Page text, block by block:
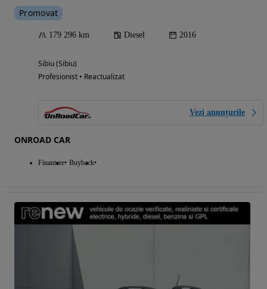
Promovat
179 296 km Diesel 2016
Sibiu (Sibiu)
Profesionist • Reactualizat
Vezi anunțurile
ONROAD CAR
Finantare Buyback